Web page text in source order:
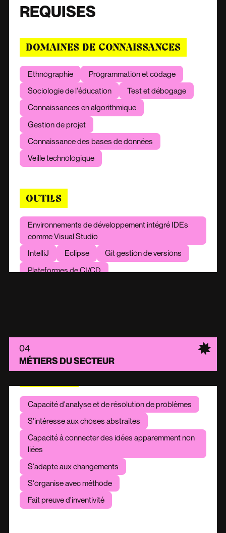
04
MÉTIERS DU SECTEUR
REQUISES
DOMAINES DE CONNAISSANCES
Ethnographie
Programmation et codage
Sociologie de l'éducation
Test et débogage
Connaissances en algorithmique
Gestion de projet
Connaissance des bases de données
Veille technologique
OUTILS
Environnements de développement intégré IDEs
comme Visual Studio
IntelliJ
Eclipse
Git gestion de versions
Plateformes de CI/CD
Angular
Nodejs
Capacité d'analyse et de résolution de problèmes
S'intéresse aux choses abstraites
Capacité à connecter des idées apparemment non
liées
S'adapte aux changements
S'organise avec méthode
Fait preuve d'inventivité